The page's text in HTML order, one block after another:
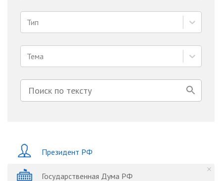
Тип
Тема
Президент РФ
Государственная Дума РФ